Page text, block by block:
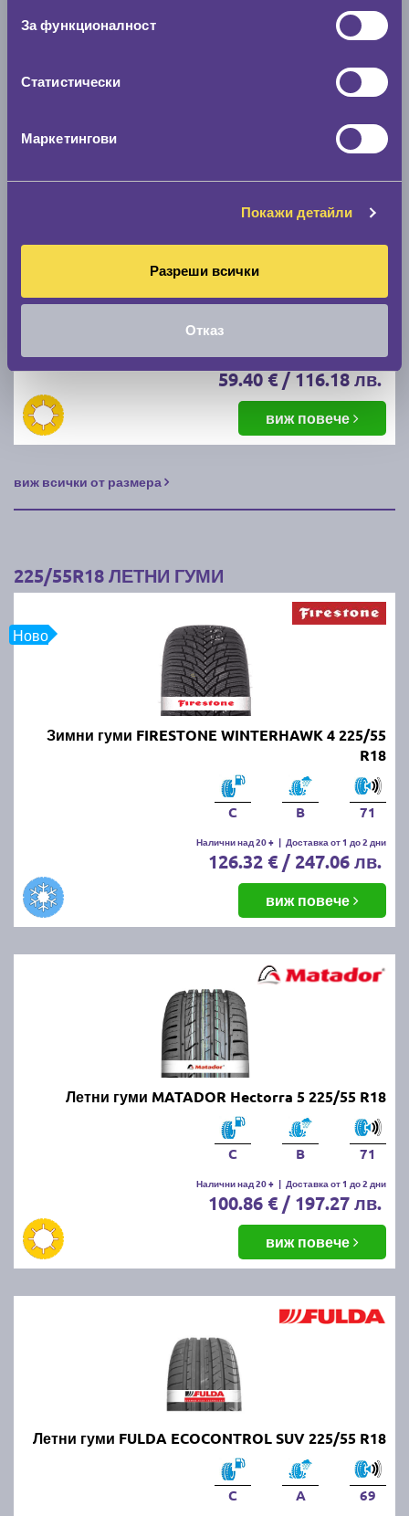
За функционалност
Статистически
Маркетингови
Покажи детайли
Разреши всички
Отказ
Доставка от 1 до 2 дни
61.67 € / 120.62 лв.
виж повече
Акцент
Летни гуми DEBICA PRESTO HP2 205/55 R16
Налични над 12 + | Доставка от 1 до 2 дни
59.40 € / 116.18 лв.
виж повече
виж всички от размера
225/55R18 ЛЕТНИ ГУМИ
Ново
Зимни гуми FIRESTONE WINTERHAWK 4 225/55
R18
C B 71
Налични над 20 + | Доставка от 1 до 2 дни
126.32 € / 247.06 лв.
виж повече
Летни гуми MATADOR Hectorra 5 225/55 R18
C B 71
Налични над 20 + | Доставка от 1 до 2 дни
100.86 € / 197.27 лв.
виж повече
Летни гуми FULDA ECOCONTROL SUV 225/55 R18
C A 69